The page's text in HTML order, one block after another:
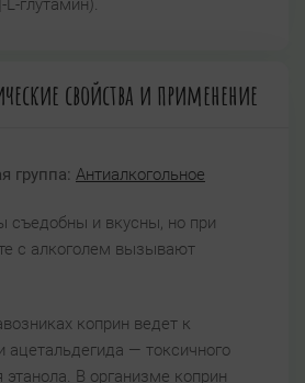
глутамин).
свойства и применение
группа: Антиалкогольное
съедобны и вкусны, но при
с алкоголем вызывают
коприн ведет к
ацетальдегида — токсичного
этанола. В организме коприн